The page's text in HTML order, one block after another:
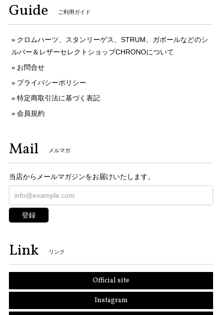
Guide ご利用ガイド
クロムハーツ、スタンリーゲス、STRUM、ガボールなどのシ
ルバー＆レザーセレクトショップCHRONOについて
お問合せ
プライバシーポリシー
特定商取引法に基づく表記
会員規約
Mail メルマガ
当店からメールマガジンをお届けいたします。
登録
Link リンク
Official site
Instagram